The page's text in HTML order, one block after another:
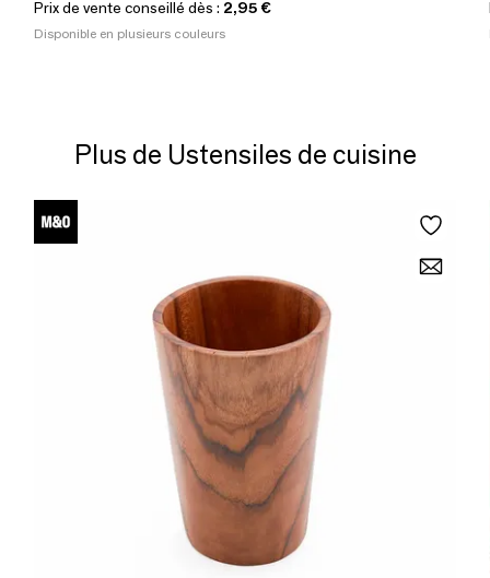
Prix de vente conseillé dès : 2,95 €
Disponible en plusieurs couleurs
Plus de Ustensiles de cuisine